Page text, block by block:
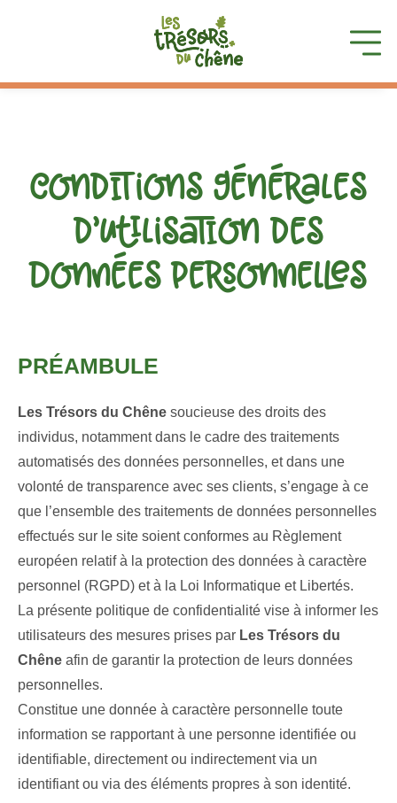
Conditions générales
d’utilisation des
Données Personnelles
PRÉAMBULE
Les Trésors du Chêne soucieuse des droits des
individus, notamment dans le cadre des traitements
automatisés des données personnelles, et dans une
volonté de transparence avec ses clients, s’engage à ce
que l’ensemble des traitements de données personnelles
effectués sur le site soient conformes au Règlement
européen relatif à la protection des données à caractère
personnel (RGPD) et à la Loi Informatique et Libertés.
La présente politique de confidentialité vise à informer les
utilisateurs des mesures prises par Les Trésors du
Chêne afin de garantir la protection de leurs données
personnelles.
Constitue une donnée à caractère personnelle toute
information se rapportant à une personne identifiée ou
identifiable, directement ou indirectement via un
identifiant ou via des éléments propres à son identité.